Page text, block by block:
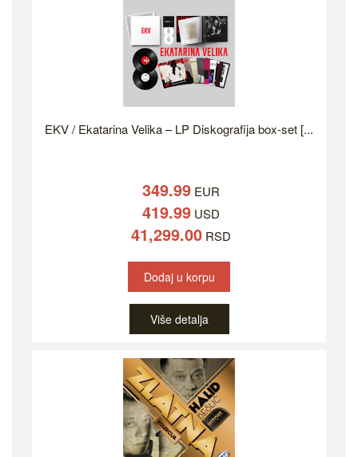
EKV / Ekatarina Velika – LP Diskografija box-set [...
349.99 EUR
419.99 USD
41,299.00 RSD
Dodaj u korpu
Više detalja